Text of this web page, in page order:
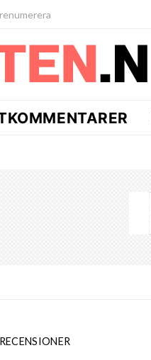
RECENSIONER